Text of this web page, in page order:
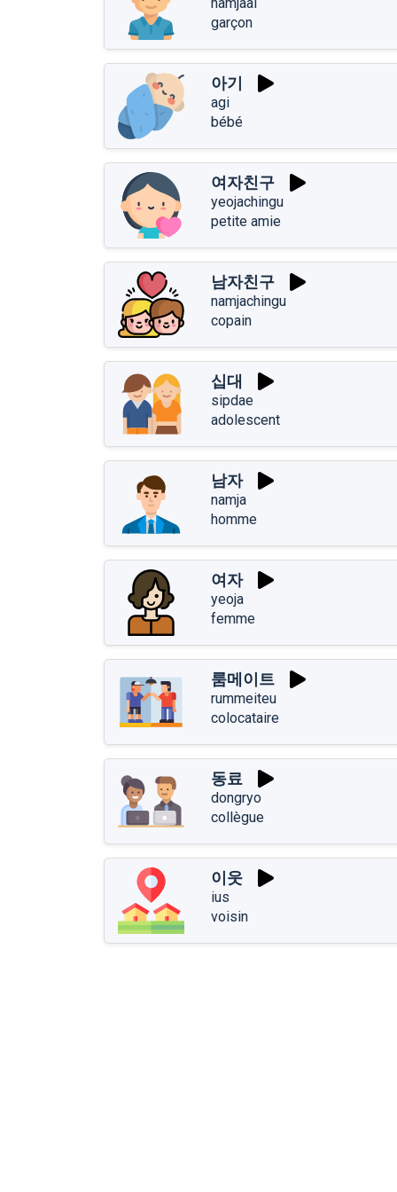
garçon
아기
agi
bébé
여자친구
yeojachingu
petite amie
남자친구
namjachingu
copain
십대
sipdae
adolescent
남자
namja
homme
여자
yeoja
femme
룸메이트
rummeiteu
colocataire
동료
dongryo
collègue
이웃
ius
voisin